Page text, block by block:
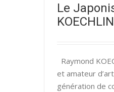
Le
KOECHLIN
Raymond
et amateur
génération de